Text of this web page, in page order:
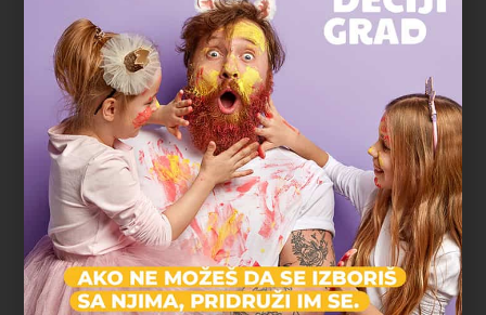
Gradski parkovi i šume
Marko R.
tatasaurus